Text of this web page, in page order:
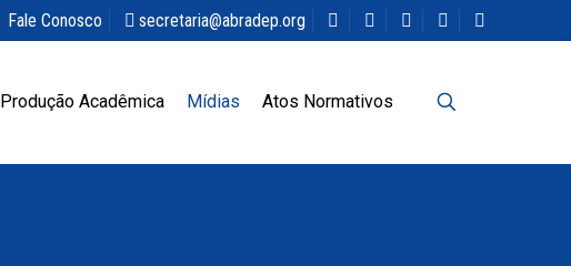
Fale Conosco secretaria@abradep.org
Produção Acadêmica Mídias Atos Normativos